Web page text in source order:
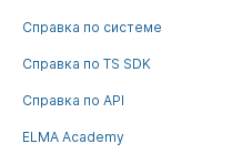
Справка по системе
Справка по TS SDK
Справка по API
ELMA Academy